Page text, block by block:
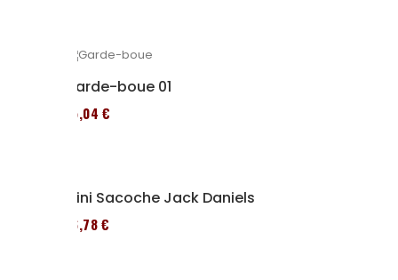
Garde-boue 01
95,04 €
Mini Sacoche Jack Daniels
86,78 €